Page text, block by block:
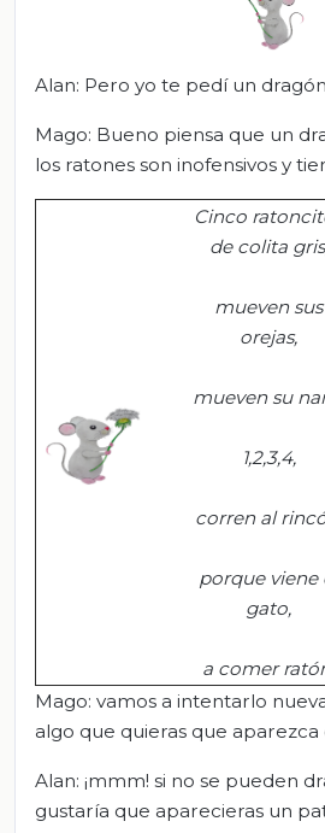
Alan: Pero yo te pedí un
Mago: Bueno piensa que un
los ratones son inofensivos y
Cinco
de colita
mueven sus
orejas,
mueven su
1,2,3,4,
corren al
porque viene
gato,
a comer
Mago: vamos a intentarlo
algo que quieras que
Alan: ¡mmm! si no se pueden
gustaría que aparecieras un